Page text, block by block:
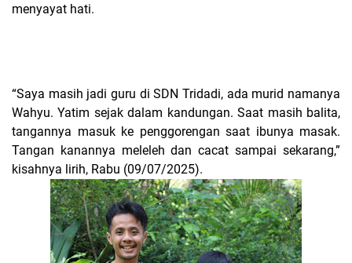
menyayat hati.
“Saya masih jadi guru di SDN Tridadi, ada murid namanya
Wahyu. Yatim sejak dalam kandungan. Saat masih balita,
tangannya masuk ke penggorengan saat ibunya masak.
Tangan kanannya meleleh dan cacat sampai sekarang,”
kisahnya lirih, Rabu (09/07/2025).